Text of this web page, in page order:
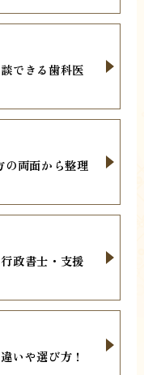
できる歯科医
両面から整理
政書士・支援
いや選び方！